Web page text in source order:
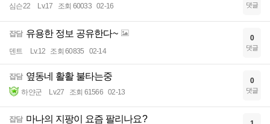
심슨22 Lv.17 조회 60033 02-16 댓글
잡담 유용한 정보 공유한다~
덴트 Lv.12 조회 60835 02-14
0
댓글
잡담 옆동네 활활 불타는중
하얀군 Lv.27 조회 61566 02-13
0
댓글
잡담 마나의 지팡이 요즘 팔리나요?